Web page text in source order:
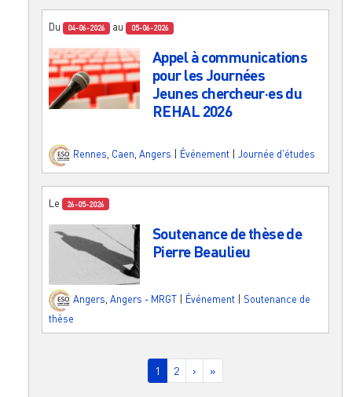
Du 04-06-2026 au 05-06-2026
Appel à communications
pour les Journées
Jeunes chercheur·es du
REHAL 2026
Rennes Caen Angers Événement Journée d'études
Le 26-05-2026
Soutenance de thèse de
Pierre Beaulieu
Angers, Angers - MRGT Événement
Soutenance de
thèse
Page courante
1 Page
2 Page suivante
› Dernière page
»